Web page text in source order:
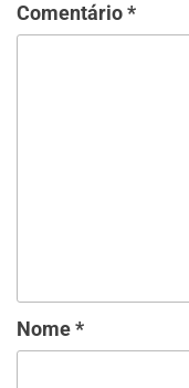
Comentário*
Nome*